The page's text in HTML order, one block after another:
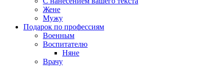
Жене
Мужу
Подарок по профессиям
Военным
Воспитателю
Няне
Врачу